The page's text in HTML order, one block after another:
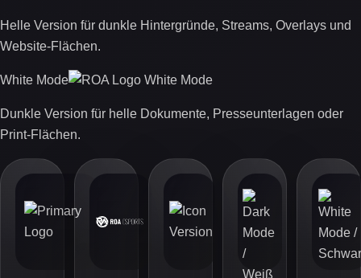
Helle Version für dunkle Hintergründe, Streams, Overlays und
Website-Flächen.
White Mode
Dunkle Version für helle Dokumente, Presseunterlagen oder
Print-Flächen.